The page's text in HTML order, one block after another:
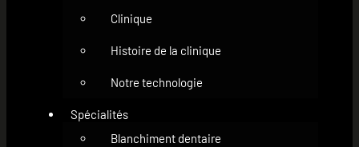
Clinique
Histoire de la clinique
Notre technologie
Spécialités
Blanchiment dentaire